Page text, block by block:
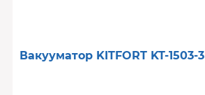
Вакууматор KITFORT KT-1503-3